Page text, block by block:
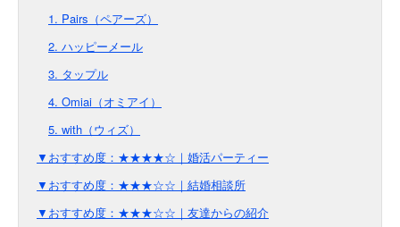
1. Pairs（ペアーズ）
2. ハッピーメール
3. タップル
4. Omiai（オミアイ）
5. with（ウィズ）
▼おすすめ度：★★★★☆｜婚活パーティー
▼おすすめ度：★★★☆☆｜結婚相談所
▼おすすめ度：★★★☆☆｜友達からの紹介